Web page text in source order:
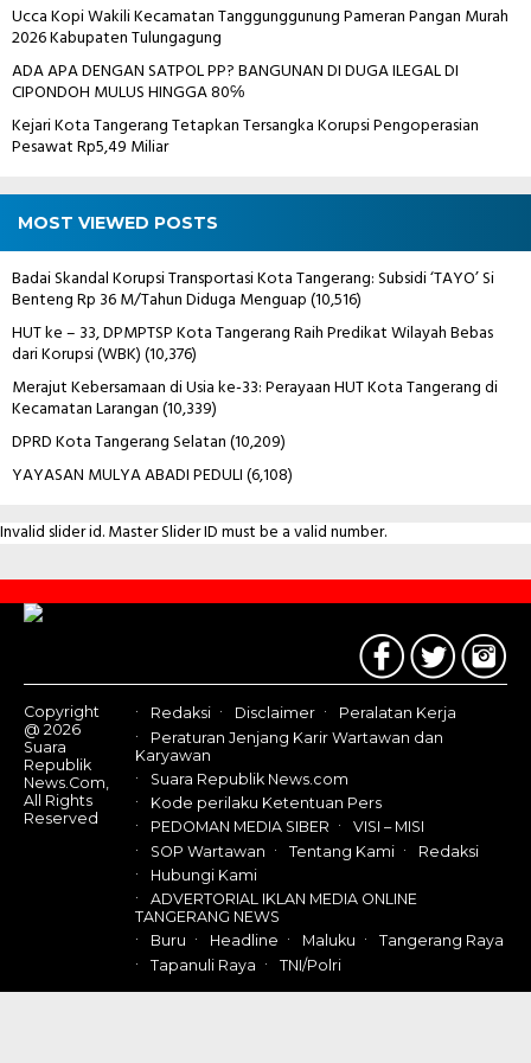
Ucca Kopi Wakili Kecamatan Tanggunggunung Pameran Pangan Murah
2026 Kabupaten Tulungagung
ADA APA DENGAN SATPOL PP? BANGUNAN DI DUGA ILEGAL DI
CIPONDOH MULUS HINGGA 80℅
Kejari Kota Tangerang Tetapkan Tersangka Korupsi Pengoperasian
Pesawat Rp5,49 Miliar
MOST VIEWED POSTS
Badai Skandal Korupsi Transportasi Kota Tangerang: Subsidi ‘TAYO’ Si
Benteng Rp 36 M/Tahun Diduga Menguap(10,516)
HUT ke – 33, DPMPTSP Kota Tangerang Raih Predikat Wilayah Bebas
dari Korupsi (WBK)(10,376)
Merajut Kebersamaan di Usia ke-33: Perayaan HUT Kota Tangerang di
Kecamatan Larangan(10,339)
DPRD Kota Tangerang Selatan(10,209)
YAYASAN MULYA ABADI PEDULI(6,108)
Invalid slider id. Master Slider ID must be a valid number.
Contact
Us
Copyright
@ 2026
Suara
Republik
News.Com,
All Rights
Reserved
Redaksi Disclaimer
Peralatan Kerja
Peraturan Jenjang Karir Wartawan dan
Karyawan
Suara Republik News.com
Kode perilaku Ketentuan Pers
PEDOMAN MEDIA SIBER
VISI – MISI
SOP Wartawan
Tentang Kami
Redaksi
Hubungi Kami
ADVERTORIAL IKLAN MEDIA ONLINE
TANGERANG NEWS
Buru
Headline Maluku
Tangerang Raya
Tapanuli Raya
TNI/Polri